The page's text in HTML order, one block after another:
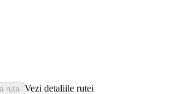
Vezi detaliile rutei